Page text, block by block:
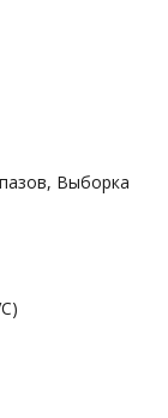
Выборка